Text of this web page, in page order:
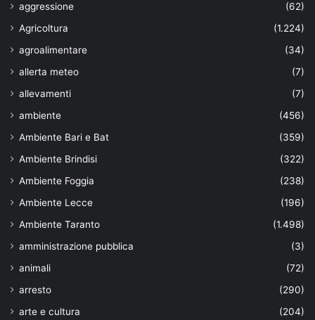
aggressione
(62)
Agricoltura
(1.224)
agroalimentare
(34)
allerta meteo
(7)
allevamenti
(7)
ambiente
(456)
Ambiente Bari e Bat
(359)
Ambiente Brindisi
(322)
Ambiente Foggia
(238)
Ambiente Lecce
(196)
Ambiente Taranto
(1.498)
amministrazione pubblica
(3)
animali
(72)
arresto
(290)
arte e cultura
(204)